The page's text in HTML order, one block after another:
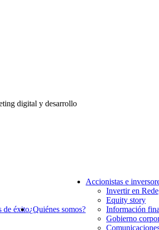
digital y desarrollo
de éxito¿Quiénes somos?
Accionistas e
Invertir en
Equity story
Información
Gobierno